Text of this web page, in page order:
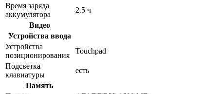
Время заряда
аккумулятора
2.5 ч
Видео
Устройства ввода
Устройства
позиционирования
Touchpad
Подсветка
клавиатуры
есть
Память